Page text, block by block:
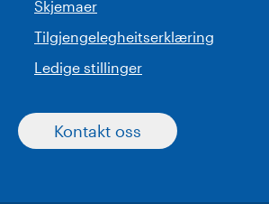
Skjemaer
Tilgjengelegheitserklæring
Ledige stillinger
Kontakt oss